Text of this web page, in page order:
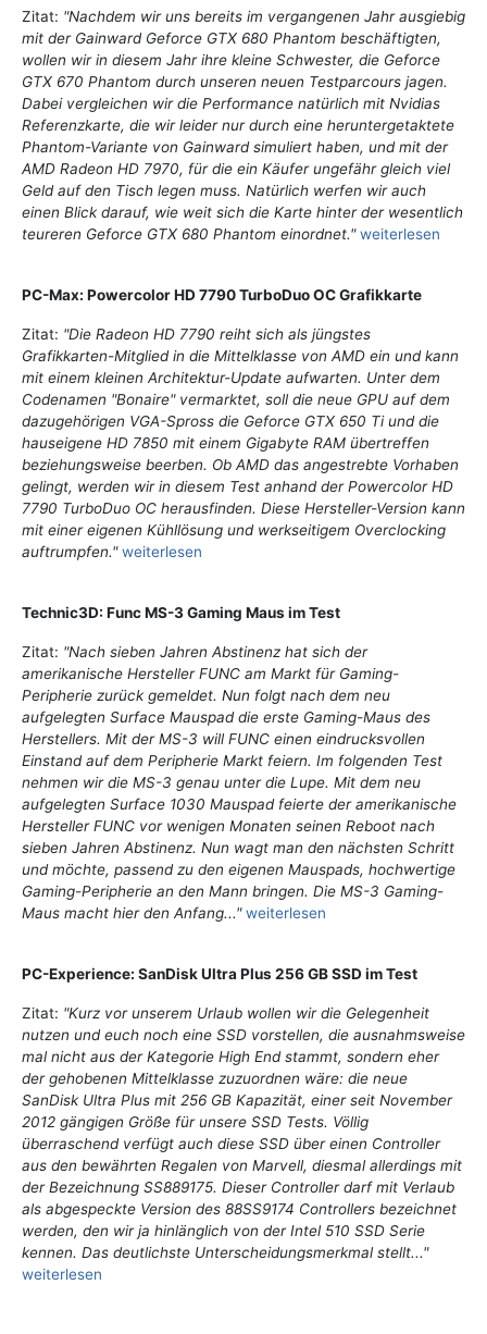
Zitat: "Nachdem wir uns bereits im vergangenen Jahr ausgiebig
mit der Gainward Geforce GTX 680 Phantom beschäftigten,
wollen wir in diesem Jahr ihre kleine Schwester, die Geforce
GTX 670 Phantom durch unseren neuen Testparcours jagen.
Dabei vergleichen wir die Performance natürlich mit Nvidias
Referenzkarte, die wir leider nur durch eine heruntergetaktete
Phantom-Variante von Gainward simuliert haben, und mit der
AMD Radeon HD 7970, für die ein Käufer ungefähr gleich viel
Geld auf den Tisch legen muss. Natürlich werfen wir auch
einen Blick darauf, wie weit sich die Karte hinter der wesentlich
teureren Geforce GTX 680 Phantom einordnet." weiterlesen
PC-Max: Powercolor HD 7790 TurboDuo OC Grafikkarte
Zitat: "Die Radeon HD 7790 reiht sich als jüngstes
Grafikkarten-Mitglied in die Mittelklasse von AMD ein und kann
mit einem kleinen Architektur-Update aufwarten. Unter dem
Codenamen "Bonaire" vermarktet, soll die neue GPU auf dem
dazugehörigen VGA-Spross die Geforce GTX 650 Ti und die
hauseigene HD 7850 mit einem Gigabyte RAM übertreffen
beziehungsweise beerben. Ob AMD das angestrebte Vorhaben
gelingt, werden wir in diesem Test anhand der Powercolor HD
7790 TurboDuo OC herausfinden. Diese Hersteller-Version kann
mit einer eigenen Kühllösung und werkseitigem Overclocking
auftrumpfen." weiterlesen
Technic3D: Func MS-3 Gaming Maus im Test
Zitat: "Nach sieben Jahren Abstinenz hat sich der
amerikanische Hersteller FUNC am Markt für Gaming-
Peripherie zurück gemeldet. Nun folgt nach dem neu
aufgelegten Surface Mauspad die erste Gaming-Maus des
Herstellers. Mit der MS-3 will FUNC einen eindrucksvollen
Einstand auf dem Peripherie Markt feiern. Im folgenden Test
nehmen wir die MS-3 genau unter die Lupe. Mit dem neu
aufgelegten Surface 1030 Mauspad feierte der amerikanische
Hersteller FUNC vor wenigen Monaten seinen Reboot nach
sieben Jahren Abstinenz. Nun wagt man den nächsten Schritt
und möchte, passend zu den eigenen Mauspads, hochwertige
Gaming-Peripherie an den Mann bringen. Die MS-3 Gaming-
Maus macht hier den Anfang..." weiterlesen
PC-Experience: SanDisk Ultra Plus 256 GB SSD im Test
Zitat: "Kurz vor unserem Urlaub wollen wir die Gelegenheit
nutzen und euch noch eine SSD vorstellen, die ausnahmsweise
mal nicht aus der Kategorie High End stammt, sondern eher
der gehobenen Mittelklasse zuzuordnen wäre: die neue
SanDisk Ultra Plus mit 256 GB Kapazität, einer seit November
2012 gängigen Größe für unsere SSD Tests. Völlig
überraschend verfügt auch diese SSD über einen Controller
aus den bewährten Regalen von Marvell, diesmal allerdings mit
der Bezeichnung SS889175. Dieser Controller darf mit Verlaub
als abgespeckte Version des 88SS9174 Controllers bezeichnet
werden, den wir ja hinlänglich von der Intel 510 SSD Serie
kennen. Das deutlichste Unterscheidungsmerkmal stellt..."
weiterlesen